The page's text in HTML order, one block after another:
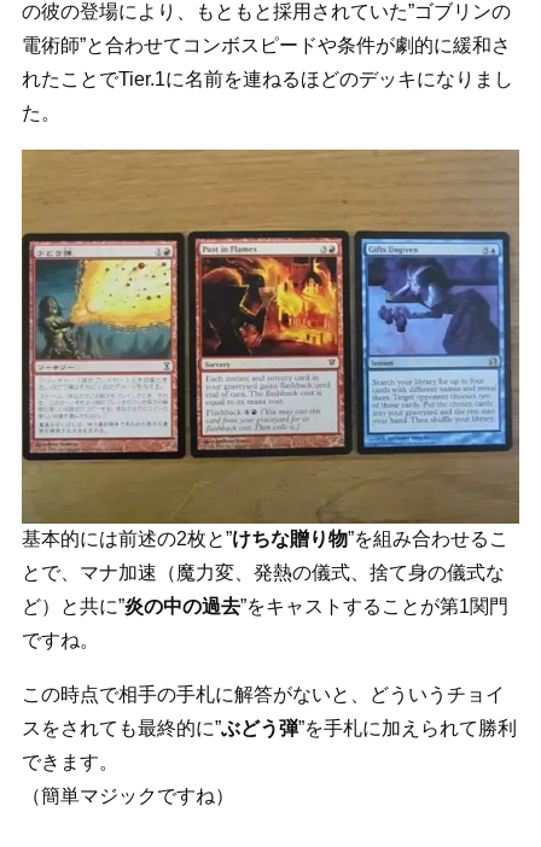
の彼の登場により、もともと採用されていた”ゴブリンの
電術師”と合わせてコンボスピードや条件が劇的に緩和さ
れたことでTier.1に名前を連ねるほどのデッキになりまし
た。
基本的には前述の2枚と”けちな贈り物”を組み合わせるこ
とで、マナ加速（魔力変、発熱の儀式、捨て身の儀式な
ど）と共に”炎の中の過去”をキャストすることが第1関門
ですね。
この時点で相手の手札に解答がないと、どういうチョイ
スをされても最終的に”ぶどう弾”を手札に加えられて勝利
できます。
（簡単マジックですね）